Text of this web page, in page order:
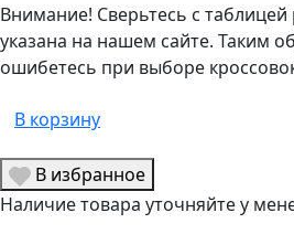
Внимание! Сверьтесь с
указана на нашем сайте. Таким
ошибетесь при выборе
В корзину
В избранное
Наличие товара уточняйте у